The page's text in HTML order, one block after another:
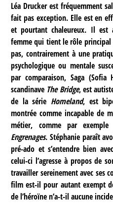
Léa Drucker est fréquemment
fait pas exception. Elle est en
et pourtant chaleureux. Il est
femme qui tient le rôle
pas, contrairement à une
psychologique ou mentale
par comparaison, Saga
scandinave The Bridge, est
de la série Homeland, est
montrée comme incapable de
métier, comme par
Engrenages. Stéphanie paraît
pré-ado et s’entendre bien
celui-ci l’agresse à propos de
travailler sereinement avec ses
film est-il pour autant exempt
de l’héroïne n’a-t-il aucune